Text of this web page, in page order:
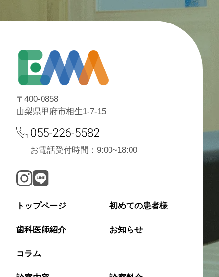
〒400-0858
山梨県甲府市相生1-7-15
お電話受付時間：9:00~18:00
トップページ 初めての患者様
歯科医師紹介 お知らせ
コラム